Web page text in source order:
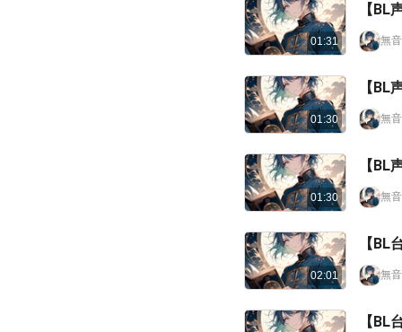
01:31
【BL
無
01:30
【BL
無
01:30
【BL
無
02:01
【
無
【BL